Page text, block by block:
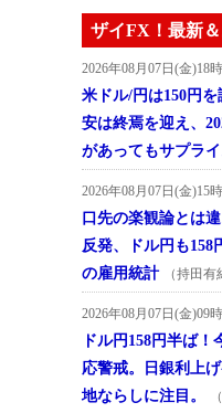
ザイFX！最新
2026年08月07日(金)18
米ドル/円は150円
安は終焉を迎え、
があってもサプラ
2026年08月07日(金)15
口先の楽観論とは
反発、ドル円も158
の雇用統計
（持田有
2026年08月07日(金)09
ドル円158円半ば
応警戒。日銀利上
地ならしに注目。